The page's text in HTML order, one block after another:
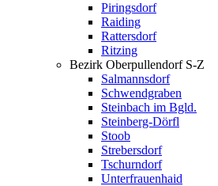
Piringsdorf
Raiding
Rattersdorf
Ritzing
Bezirk Oberpullendorf S-Z
Salmannsdorf
Schwendgraben
Steinbach im Bgld.
Steinberg-Dörfl
Stoob
Strebersdorf
Tschurndorf
Unterfrauenhaid